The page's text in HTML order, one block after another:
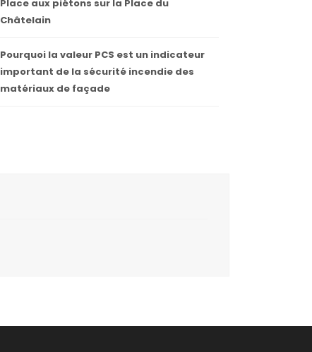
Place aux piétons sur la Place du
Châtelain
Pourquoi la valeur PCS est un indicateur
important de la sécurité incendie des
matériaux de façade